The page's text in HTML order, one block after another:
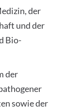
der
und der
Bio-
der
sowie der